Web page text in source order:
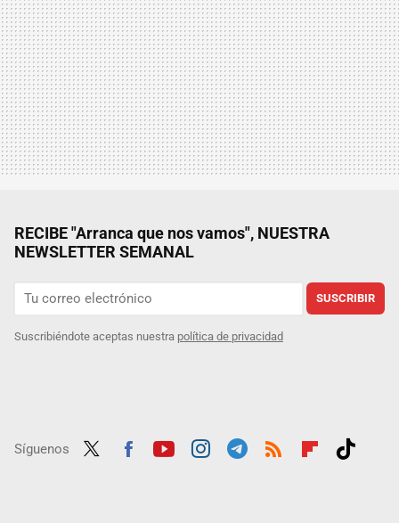
RECIBE "Arranca que nos vamos", NUESTRA
NEWSLETTER SEMANAL
SUSCRIBIR
Suscribiéndote aceptas nuestra política de privacidad
Síguenos